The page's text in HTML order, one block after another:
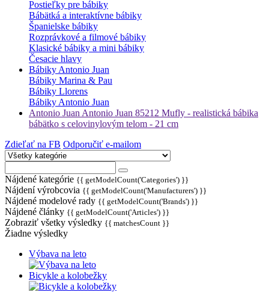
Postieľky pre bábiky
Bábätká a interaktívne bábiky
Španielske bábiky
Rozprávkové a filmové bábiky
Klasické bábiky a mini bábiky
Česacie hlavy
Bábiky Antonio Juan
Bábiky Marina & Pau
Bábiky Llorens
Bábiky Antonio Juan
Antonio Juan Antonio Juan 85212 Mufly - realistická bábika
bábätko s celovinylovým telom - 21 cm
Zdieľať na FB Odporučiť e-mailom
Nájdené kategórie {{ getModelCount('Categories') }}
Nájdení výrobcovia {{ getModelCount('Manufacturers') }}
Nájdené modelové rady {{ getModelCount('Brands') }}
Nájdené články {{ getModelCount('Articles') }}
Zobraziť všetky výsledky {{ matchesCount }}
Žiadne výsledky
Výbava na leto
Bicykle a kolobežky